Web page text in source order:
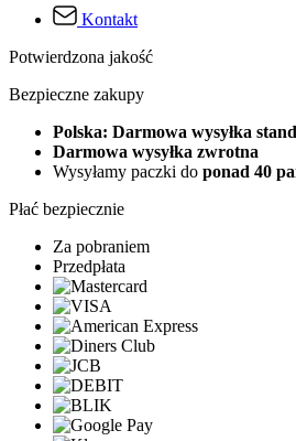
Kontakt
Potwierdzona jakość
Bezpieczne zakupy
Polska: Darmowa wysyłka
Darmowa wysyłka zwrotna
Wysyłamy paczki do ponad 40
Płać bezpiecznie
Za pobraniem
Przedpłata